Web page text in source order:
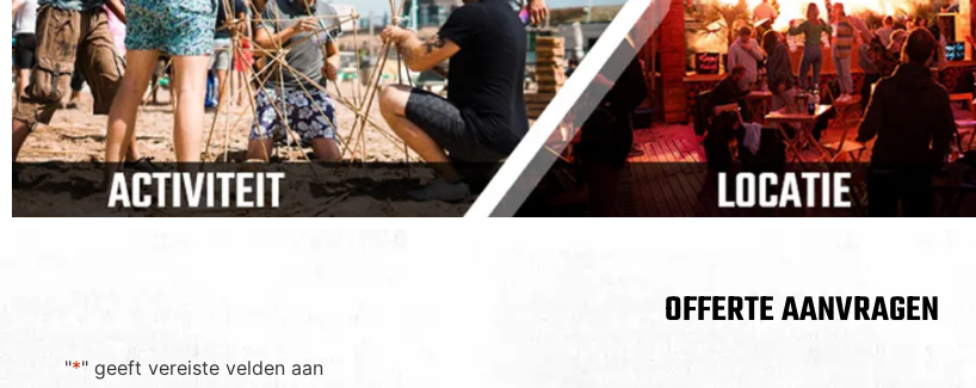
OFFERTE AANVRAGEN
"*" geeft vereiste velden aan